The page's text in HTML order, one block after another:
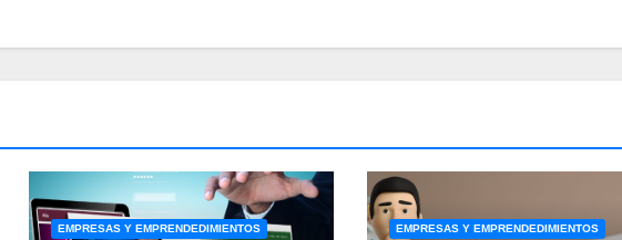
EMPRESAS Y EMPRENDEDIMIENTOS EMPRESAS Y EMPRENDEDIMIENTOS